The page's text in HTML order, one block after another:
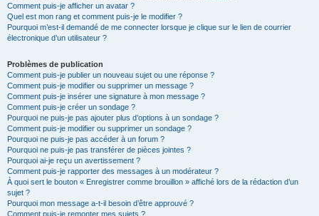
Comment puis-je afficher un avatar ?
Quel est mon rang et comment puis-je le modifier ?
Pourquoi m’est-il demandé de me connecter lorsque je clique sur le lien de courrier
électronique d’un utilisateur ?
Problèmes de publication
Comment puis-je publier un nouveau sujet ou une réponse ?
Comment puis-je modifier ou supprimer un message ?
Comment puis-je insérer une signature à mon message ?
Comment puis-je créer un sondage ?
Pourquoi ne puis-je pas ajouter plus d’options à un sondage ?
Comment puis-je modifier ou supprimer un sondage ?
Pourquoi ne puis-je pas accéder à un forum ?
Pourquoi ne puis-je pas transférer de pièces jointes ?
Pourquoi ai-je reçu un avertissement ?
Comment puis-je rapporter des messages à un modérateur ?
À quoi sert le bouton « Enregistrer comme brouillon » affiché lors de la rédaction d’un
sujet ?
Pourquoi mon message a-t-il besoin d’être approuvé ?
Comment puis-je remonter mes sujets ?